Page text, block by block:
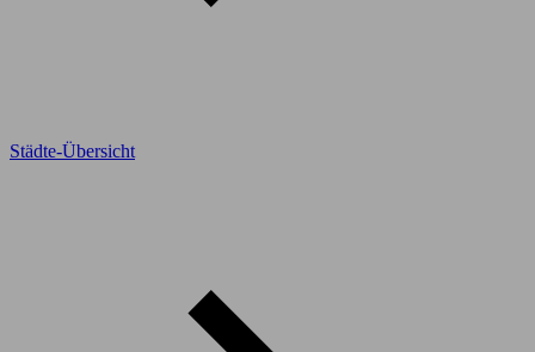
Städte-Übersicht